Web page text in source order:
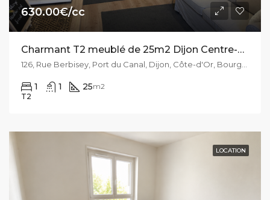
630.00€/cc
Charmant T2 meublé de 25m2 Dijon Centre-ville
1 1 25m2
T2
LOCATION